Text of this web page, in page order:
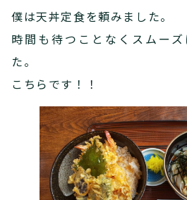
僕は天丼定食を頼みました。
時間も待つことなくスムー
た。
こちらです！！